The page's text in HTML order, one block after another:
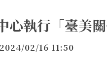
心執行「臺美
02/16 11:50